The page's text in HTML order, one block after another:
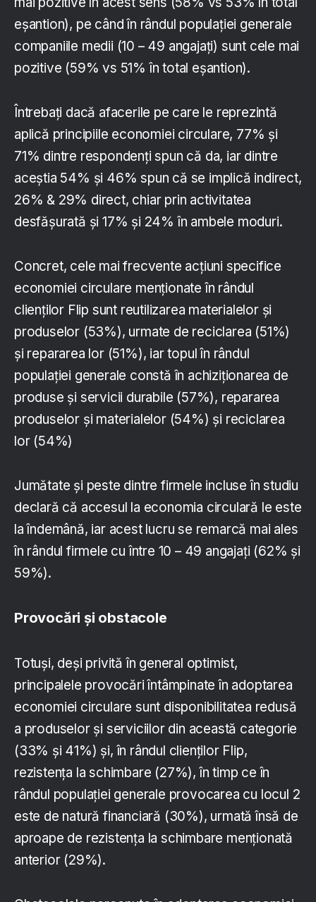
eșantion), pe când în rândul populației generale
companiile medii (10 – 49 angajați) sunt cele mai
pozitive (59% vs 51% în total eșantion).
Întrebați dacă afacerile pe care le reprezintă
aplică principiile economiei circulare, 77% și
71% dintre respondenți spun că da, iar dintre
aceștia 54% și 46% spun că se implică indirect,
26% & 29% direct, chiar prin activitatea
desfășurată și 17% și 24% în ambele moduri.
Concret, cele mai frecvente acțiuni specifice
economiei circulare menționate în rândul
clienților Flip sunt reutilizarea materialelor și
produselor (53%), urmate de reciclarea (51%)
și repararea lor (51%), iar topul în rândul
populației generale constă în achiziționarea de
produse și servicii durabile (57%), repararea
produselor și materialelor (54%) și reciclarea
lor (54%)
Jumătate și peste dintre firmele incluse în studiu
declară că accesul la economia circulară le este
la îndemână, iar acest lucru se remarcă mai ales
în rândul firmele cu între 10 – 49 angajați (62% și
59%).
Provocări și obstacole
Totuși, deși privită în general optimist,
principalele provocări întâmpinate în adoptarea
economiei circulare sunt disponibilitatea redusă
a produselor și serviciilor din această categorie
(33% și 41%) și, în rândul clienților Flip,
rezistența la schimbare (27%), în timp ce în
rândul populației generale provocarea cu locul 2
este de natură financiară (30%), urmată însă de
aproape de rezistența la schimbare menționată
anterior (29%).